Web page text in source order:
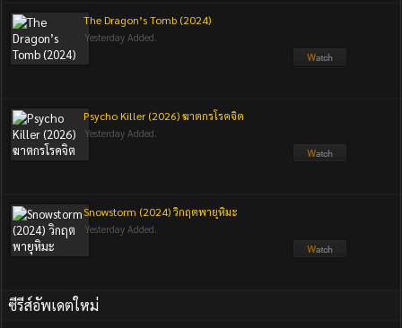
The Dragon’s Tomb (2024)
Yesterday Added.
Psycho Killer (2026) ฆาตกรโรคจิต
Yesterday Added.
Snowstorm (2024) วิกฤตพายุหิมะ
Yesterday Added.
ซีรีส์อัพเดตใหม่